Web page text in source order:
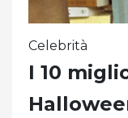
Celebrità
I 10